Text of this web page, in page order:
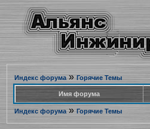
Индекс форума» Горячие Темы
Имя форума
Индекс форума» Горячие Темы